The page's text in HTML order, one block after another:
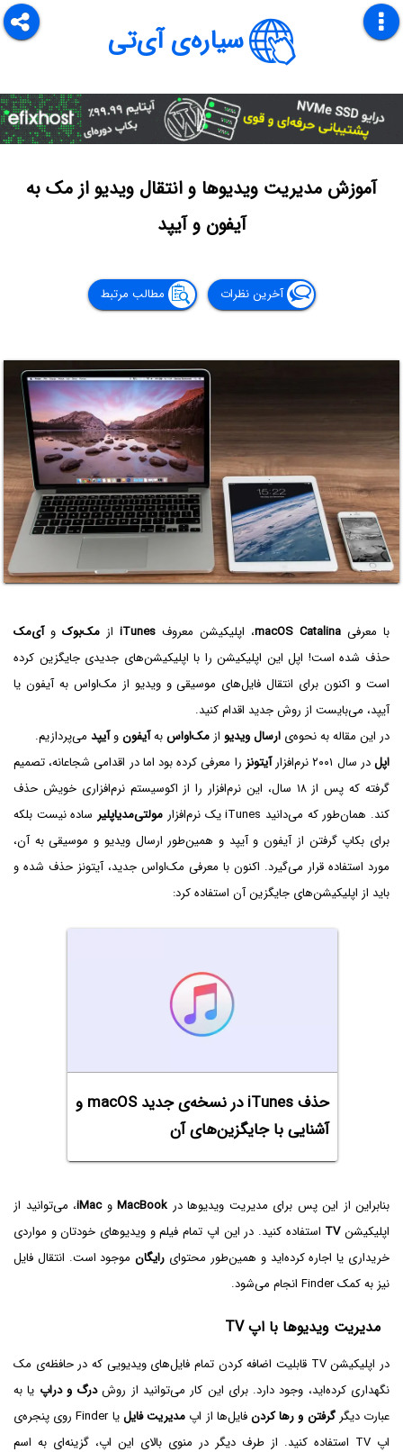
سیاره‌ی آی‌تی
آموزش مدیریت ویدیوها و انتقال ویدیو از مک‌ به
آیفون و آیپد
آخرین نظرات مطالب مرتبط
با معرفی macOS Catalina، اپلیکیشن معروف iTunes از مک‌بوک وآی‌مک
حذف شده است! اپل این اپلیکیشن را با اپلیکیشن‌های جدیدی جایگزین کرده
است و اکنون برای انتقال فایل‌های موسیقی و ویدیو از مک‌او‌اس به آیفون یا
آیپد، می‌بایست از روش جدید اقدام کنید.
در این مقاله به نحوه‌ی ارسال ویدیو از مک‌او‌اسبهآیفونوآیپد می‌پردازیم.
اپلدر سال ۲۰۰۱ نرم‌افزار آیتونز را معرفی کرده بود اما در اقدامی شجاعانه، تصمیم
گرفته که پس از ۱۸ سال، این نرم‌افزار را از اکوسیستم نرم‌افزاری خویش حذف
کند. همان‌طور که می‌دانید iTunes یک نرم‌افزار
مولتی‌مدیاپلیر ساده نیست بلکه
برای بکاپ گرفتن از آیفون و آیپد و همین‌طور ارسال ویدیو و موسیقی به آن،
مورد استفاده قرار می‌گیرد. اکنون با معرفی مک‌او‌اس جدید، آیتونز حذف شده و
باید از اپلیکیشن‌های جایگزین آن استفاده کرد:
حذف iTunes در نسخه‌ی جدید macOS و
آشنایی با جایگزین‌های آن
بنابراین از این پس برای مدیریت ویدیوها در MacBook‌ وiMac، می‌توانید از
اپلیکیشنTV استفاده کنید. در این اپ تمام فیلم و ویدیوهای خودتان و مواردی
خریداری یا اجاره کرده‌اید و همین‌طور محتوای رایگانموجود است. انتقال فایل
نیز به کمک Finder انجام می‌شود.
مدیریت ویدیوها با اپ TV
در اپلیکیشن TV قابلیت اضافه کردن تمام فایل‌های ویدیویی که در حافظه‌ی مک
نگهداری کرده‌اید، وجود دارد. برای این کار می‌توانید از روشدرگ و دراپ یا به
عبارت دیگرگرفتن و رها کردنفایل‌ها از اپ مدیریت فایل
یا Finder روی پنجره‌ی
اپ TV استفاده کنید. از طرف دیگر در منوی بالای این اپ، گزینه‌ای به اسم